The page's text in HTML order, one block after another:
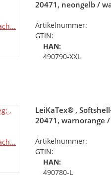
20471, neongelb /
Artikelnummer:
GTIN:
HAN:
490790-XXL
LeiKaTex® ,
20471, warnorange
Artikelnummer:
GTIN:
HAN:
490780-L